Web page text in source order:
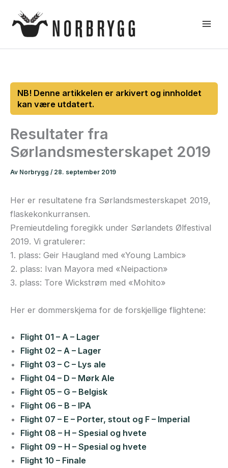
rett
Resultater fra
Sørlandsmesterskapet 2019
Av Norbrygg / 28. september 2019
Her er resultatene fra Sørlandsmesterskapet 2019,
flaskekonkurransen.
Premieutdeling foregikk under Sørlandets Ølfestival
2019. Vi gratulerer:
1. plass: Geir Haugland med «Young Lambic»
2. plass: Ivan Mayora med «Neipaction»
3. plass: Tore Wickstrøm med «Mohito»
Her er dommerskjema for de forskjellige flightene:
Flight 01 – A – Lager
Flight 02 – A – Lager
Flight 03 – C – Lys ale
Flight 04 – D – Mørk Ale
Flight 05 – G – Belgisk
Flight 06 – B – IPA
Flight 07 – E – Porter, stout og F – Imperial
Flight 08 – H – Spesial og hvete
Flight 09 – H – Spesial og hvete
Flight 10 – Finale